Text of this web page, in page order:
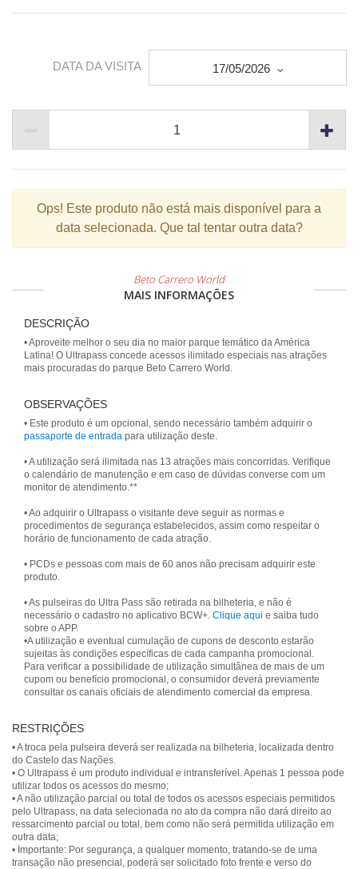
DATA DA VISITA 17/05/2026
Ops! Este produto não está mais disponível para a
data selecionada. Que tal tentar outra data?
Beto Carrero World
MAIS INFORMAÇÕES
DESCRIÇÃO
• Aproveite melhor o seu dia no maior parque temático da América
Latina! O Ultrapass concede acessos ilimitado especiais nas atrações
mais procuradas do parque Beto Carrero World.
OBSERVAÇÕES
• Este produto é um opcional, sendo necessário também adquirir o
passaporte de entrada para utilização deste.
• A utilização será ilimitada nas 13 atrações mais concorridas. Verifique
o calendário de manutenção e em caso de dúvidas converse com um
monitor de atendimento.**
• Ao adquirir o Ultrapass o visitante deve seguir as normas e
procedimentos de segurança estabelecidos, assim como respeitar o
horário de funcionamento de cada atração.
• PCDs e pessoas com mais de 60 anos não precisam adquirir este
produto.
• As pulseiras do Ultra Pass são retirada na bilheteria, e não é
necessário o cadastro no aplicativo BCW+. Clique aqui e saiba tudo
sobre o APP.
•A utilização e eventual cumulação de cupons de desconto estarão
sujeitas às condições específicas de cada campanha promocional.
Para verificar a possibilidade de utilização simultânea de mais de um
cupom ou benefício promocional, o consumidor deverá previamente
consultar os canais oficiais de atendimento comercial da empresa.
RESTRIÇÕES
• A troca pela pulseira deverá ser realizada na bilheteria, localizada dentro
do Castelo das Nações.
• O Ultrapass é um produto individual e intransferível. Apenas 1 pessoa pode
utilizar todos os acessos do mesmo;
• A não utilização parcial ou total de todos os acessos especiais permitidos
pelo Ultrapass, na data selecionada no ato da compra não dará direito ao
ressarcimento parcial ou total, bem como não será permitida utilização em
outra data;
• Importante: Por segurança, a qualquer momento, tratando-se de uma
transação não presencial, poderá ser solicitado foto frente e verso do